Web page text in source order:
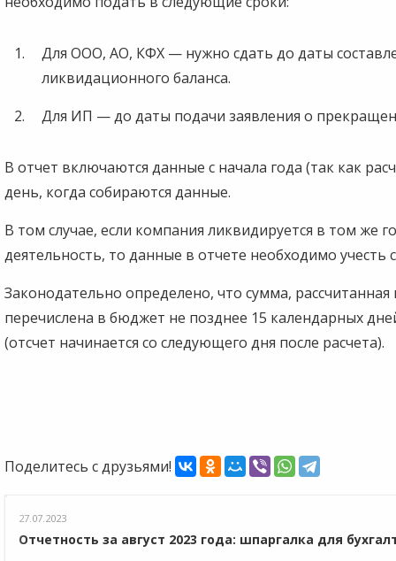
Для ООО, АО, КФХ — нужно сдать до даты
ликвидационного баланса.
Для ИП — до даты подачи заявления о
В отчет включаются данные с начала года (так как
день, когда собираются данные.
В том случае, если компания ликвидируется в том же
деятельность, то данные в отчете необходимо
Законодательно определено, что сумма,
перечислена в бюджет не позднее 15 календарных
(отсчет начинается со следующего дня после расчета).
Поделитесь с друзьями!
27.07.2023
Отчетность за август 2023 года: шпаргалка для